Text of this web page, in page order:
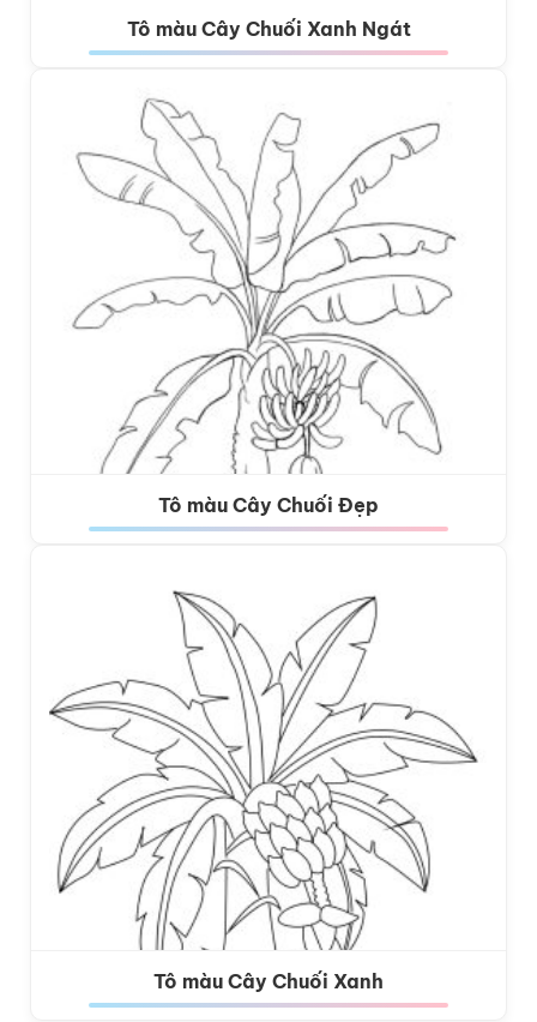
Tô màu Cây Chuối Xanh Ngát
Tô màu Cây Chuối Đẹp
Tô màu Cây Chuối Xanh